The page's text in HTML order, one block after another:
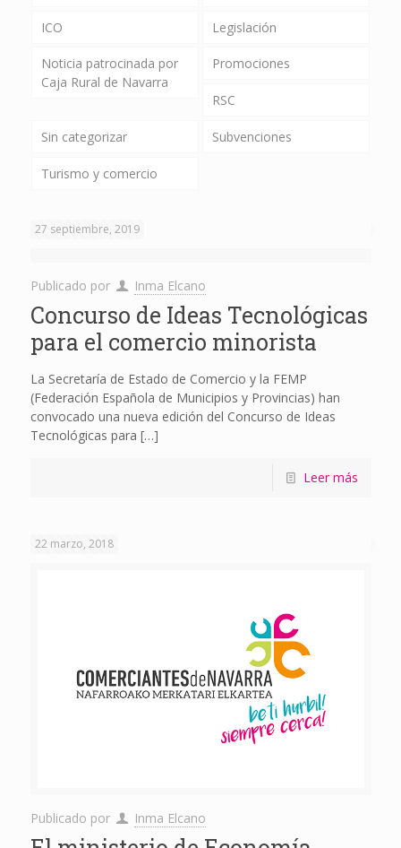
ICO Legislación
Noticia patrocinada por
Caja Rural de Navarra
Promociones
RSC
Sin categorizar Subvenciones
Turismo y comercio
27 septiembre, 2019
Publicado por Inma Elcano
Concurso de Ideas Tecnológicas
para el comercio minorista
La Secretaría de Estado de Comercio y la FEMP
(Federación Española de Municipios y Provincias) han
convocado una nueva edición del Concurso de Ideas
Tecnológicas para […]
Leer más
22 marzo, 2018
Publicado por Inma Elcano